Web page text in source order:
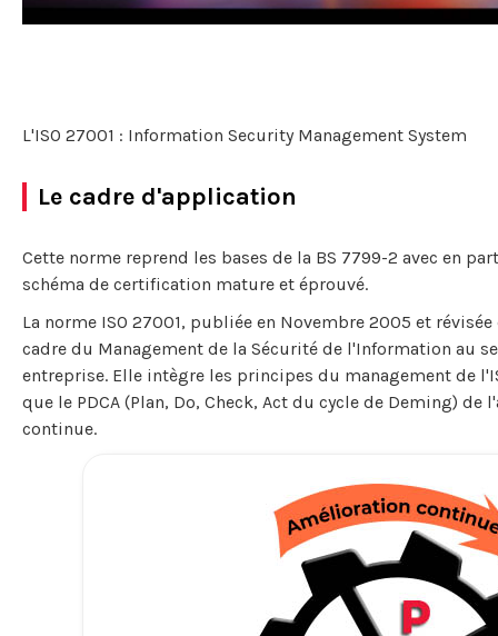
L'ISO 27001 : Information Security Management System
Le cadre d'application
Cette norme reprend les bases de la BS 7799-2 avec en
schéma de certification mature et éprouvé.
La norme ISO 27001, publiée en Novembre 2005 et révisée
cadre du Management de la Sécurité de l'Information au
entreprise. Elle intègre les principes du management de
que le PDCA (Plan, Do, Check, Act du cycle de Deming) de
continue.